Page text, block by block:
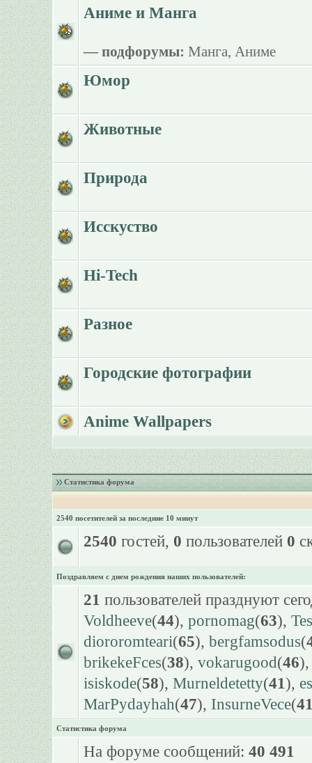
Аниме и Манга
— подфорумы: Манга, Аниме
Юмор
Животные
Природа
Исскуство
Hi-Tech
Разное
Городские фотографии
Anime Wallpapers
Статистика форума
2540 посетителей за последние 10 минут
2540 гостей, 0 пользователей 0
Поздравляем с днем рождения наших пользователей:
21 пользователей празднуют
Voldheeve(44), pornomag(63),
diororomteari(65), bergfamsodus(
brikekeFces(38), vokarugood(46
isiskode(58), Murneldetetty(41),
MarPydayhah(47), InsurneVece(
Статистика форума
На форуме сообщений: 40 491